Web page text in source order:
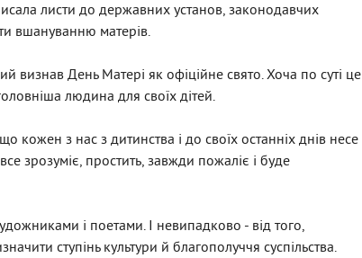
листи до державних установ, законодавчих
вшануванню матерів.
визнав День Матері як офіційне свято. Хоча по суті це
людина для своїх дітей.
кожен з нас з дитинства і до своїх останніх днів несе
зрозуміє, простить, завжди пожаліє і буде
і поетами. І невипадково - від того,
ступінь культури й благополуччя суспільства.